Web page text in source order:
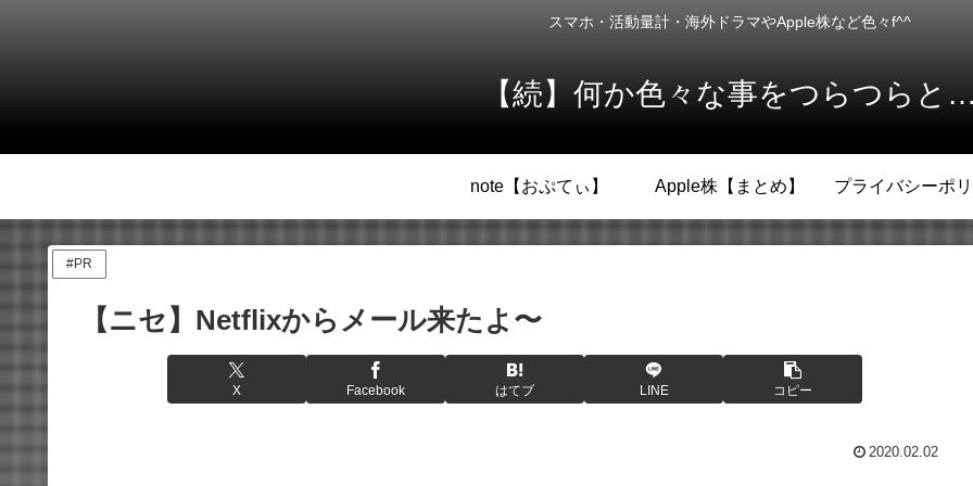
スマホ・活動量計・海外ドラマやApple株など色々f^^
【続】何か色々な事をつらつらと
note【おぷてぃ】 Apple株【まとめ】 プライバシーポ
#PR
【ニセ】Netflixからメール来たよ〜
X Facebook はてブ LINE コピー
2020.02.02